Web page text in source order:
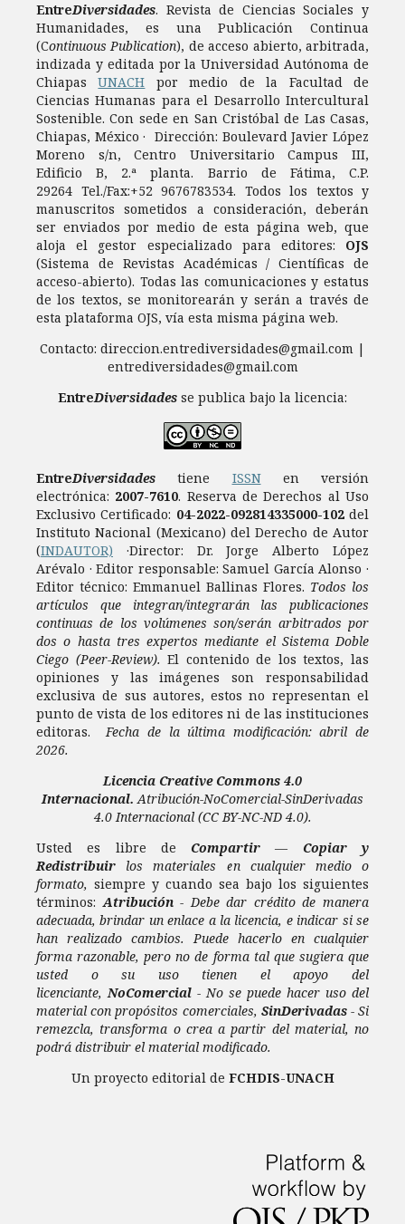
EntreDiversidades. Revista de Ciencias Sociales y
Humanidades, es una Publicación Continua
(Continuous Publication), de acceso abierto, arbitrada,
indizada y editada por la Universidad Autónoma de
ChiapasUNACH por medio de la Facultad de
Ciencias Humanas para el Desarrollo Intercultural
Sostenible. Con sede en San Cristóbal de Las Casas,
Chiapas, México · Dirección: Boulevard Javier López
Moreno s/n, Centro Universitario Campus III,
Edificio B, 2.ª planta. Barrio de Fátima, C.P.
29264 Tel./Fax:+52 9676783534. Todos los textos y
manuscritos sometidos a consideración, deberán
ser enviados por medio de esta página web, que
aloja el gestor especializado para editores: OJS
(Sistema de Revistas Académicas / Científicas de
acceso-abierto). Todas las comunicaciones y estatus
de los textos, se monitorearán y serán a través de
esta plataforma OJS, vía esta misma página web.
Contacto: direccion.entrediversidades@gmail.com |
entrediversidades@gmail.com
EntreDiversidades se publica bajo la licencia:
EntreDiversidades tiene ISSNen versión
electrónica: 2007-7610. Reserva de Derechos al Uso
Exclusivo Certificado: 04-2022-092814335000-102del
Instituto Nacional (Mexicano) del Derecho de Autor
(INDAUTOR) ·Director: Dr. Jorge Alberto López
Arévalo · Editor responsable: Samuel García Alonso ·
Editor técnico: Emmanuel Ballinas Flores. Todos los
artículos que integran/integrarán las publicaciones
continuas de los volúmenes son/serán arbitrados por
dos o hasta tres expertos mediante el Sistema Doble
Ciego (Peer-Review). El contenido de los textos, las
opiniones y las imágenes son responsabilidad
exclusiva de sus autores, estos no representan el
punto de vista de los editores ni de las instituciones
editoras. Fecha de la última modificación: abril de
2026.
Licencia Creative Commons 4.0
Internacional.Atribución-NoComercial-SinDerivadas
4.0 Internacional(CC BY-NC-ND 4.0).
Usted es libre de Compartir — Copiar y
Redistribuir los materiales en cualquier medio o
formato, siempre y cuando sea bajo los siguientes
términos:Atribución- Debe dar crédito de manera
adecuada, brindar un enlace a la licencia, e indicar si se
han realizado cambios. Puede hacerlo en cualquier
forma razonable, pero no de forma tal que sugiera que
usted o su uso tienen el apoyo del
licenciante,NoComercial - No se puede hacer uso del
material con propósitos comerciales, SinDerivadas- Si
remezcla, transforma o crea a partir del material, no
podrá distribuir el material modificado.
Un proyecto editorial de FCHDIS-UNACH